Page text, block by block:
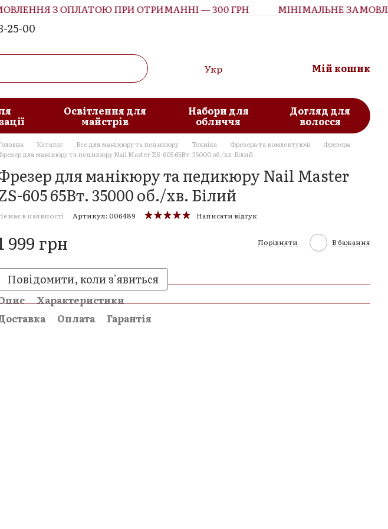
З ОПЛАТОЮ ПРИ ОТРИМАННІ — 300 ГРН МІНІМАЛЬНЕ
25-00
Укр Мій кошик
Освітлення для
майстрів
Набори для
обличчя
Догляд для
волосся
Каталог Все для манікюру та педикюру Техніка Фрезера та комлектуючі
Фрезера
для манікюру та педикюру Nail Master ZS-605 65Вт. 35000 об./хв. Бiлий
для манікюру та педикюру Nail Master
605 65Вт. 35000 об./хв. Бiлий
в наявності Артикул: 006489 Написати відгук
999 грн Порівняти В бажання
Повідомити, коли з'явиться
Характеристики
Оплата Гарантія